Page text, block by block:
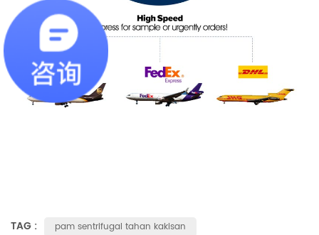
TAG :
pam sentrifugal tahan kakisan